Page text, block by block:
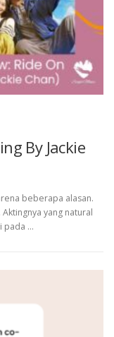
By Jackie
beberapa alasan.
yang natural
pada …